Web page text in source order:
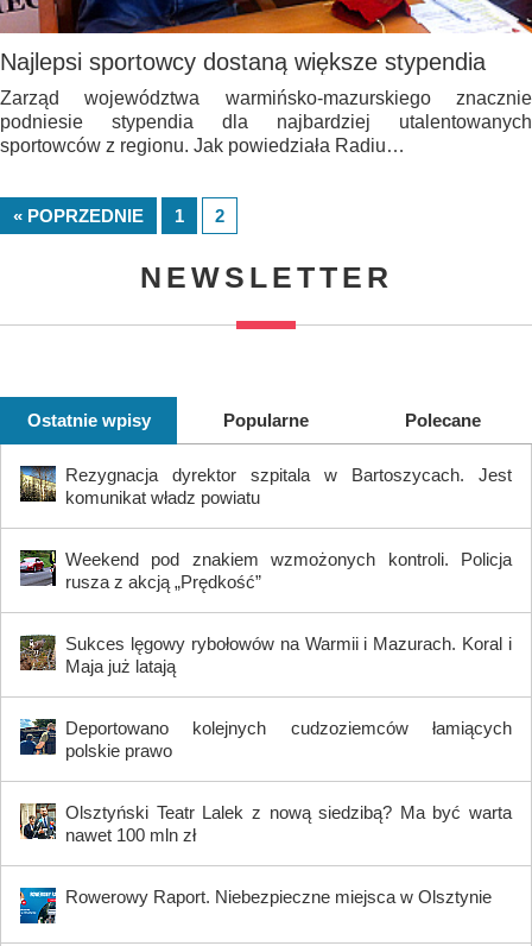
Najlepsi sportowcy dostaną większe stypendia
Zarząd województwa warmińsko-mazurskiego znacznie
podniesie stypendia dla najbardziej utalentowanych
sportowców z regionu. Jak powiedziała Radiu…
« POPRZEDNIE 1 2
NEWSLETTER
Ostatnie wpisy Popularne Polecane
Rezygnacja dyrektor szpitala w Bartoszycach. Jest
komunikat władz powiatu
Weekend pod znakiem wzmożonych kontroli. Policja
rusza z akcją „Prędkość”
Sukces lęgowy rybołowów na Warmii i Mazurach. Koral i
Maja już latają
Deportowano kolejnych cudzoziemców łamiących
polskie prawo
Olsztyński Teatr Lalek z nową siedzibą? Ma być warta
nawet 100 mln zł
Rowerowy Raport. Niebezpieczne miejsca w Olsztynie